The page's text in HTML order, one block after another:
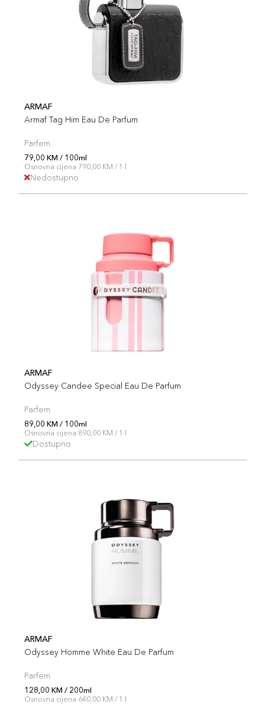
ARMAF
Armaf Tag Him Eau De Parfum
Parfem
79,00 KM / 100ml
Osnovna cijena 790,00 KM / 1 l
Nedostupno
ARMAF
Odyssey Candee Special Eau De Parfum
Parfem
89,00 KM / 100ml
Osnovna cijena 890,00 KM / 1 l
Dostupno
ARMAF
Odyssey Homme White Eau De Parfum
Parfem
128,00 KM / 200ml
Osnovna cijena 640,00 KM / 1 l